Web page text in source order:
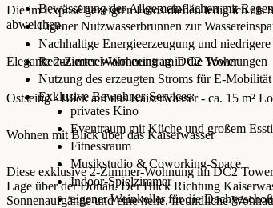
Bewässerung der Allgemeinflächen mit
Eigener Nutzwasserbrunnen zur
Nachhaltige Energieerzeugung und
Reduzierter Wärmeeintrag in die Wohnungen
Nutzung des erzeugten Stroms für E-Mobilität
Exklusive Bewohner-Services:
privates Kino
Eventraum mit Küche und großem
Fitnessraum
Musikstudio & Coworking-Space
Indoor-Spielzimmer
eigener Weinkeller für die
Die im Exposé gezeigten Fotos dienen lediglich als
abweichen.
Elegante 2-Zimmer-Wohnung im DC2 Tower
Ostseitig - Blick auf das Kaiserwasser - ca. 15 m²
Wohnen mit Blick über das Kaiserwasser
Diese exklusive 2-Zimmer-Wohnung im DC2
Lage über der Donau. Der Blick Richtung
Sonnenaufgänge und eine helle, freundliche